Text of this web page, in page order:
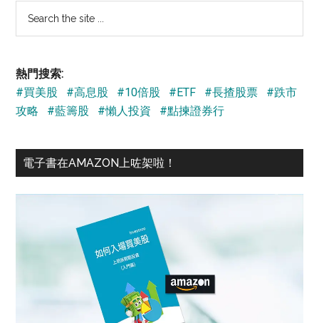
...
熱門搜索:
#買美股
#高息股 #10倍股 #ETF #長揸股票
#跌市
攻略
#藍籌股 #懶人投資 #點揀證券行
電子書在AMAZON上咗架啦！